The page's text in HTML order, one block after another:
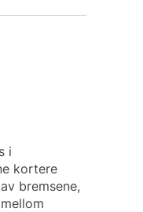
i
kortere
bremsene,